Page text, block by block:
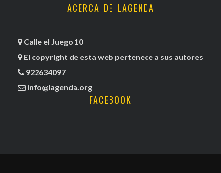
ACERCA DE LAGENDA
Calle el Juego 10
El copyright de esta web pertenece a sus autores
922634097
info@lagenda.org
FACEBOOK